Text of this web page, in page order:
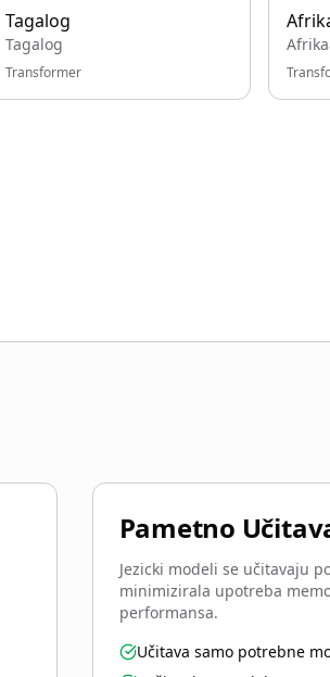
Tagalog
Tagalog
Transformer
Pametno
Jezicki modeli se učitavaju
minimizirala upotreba
performansa.
Učitava samo potrebne